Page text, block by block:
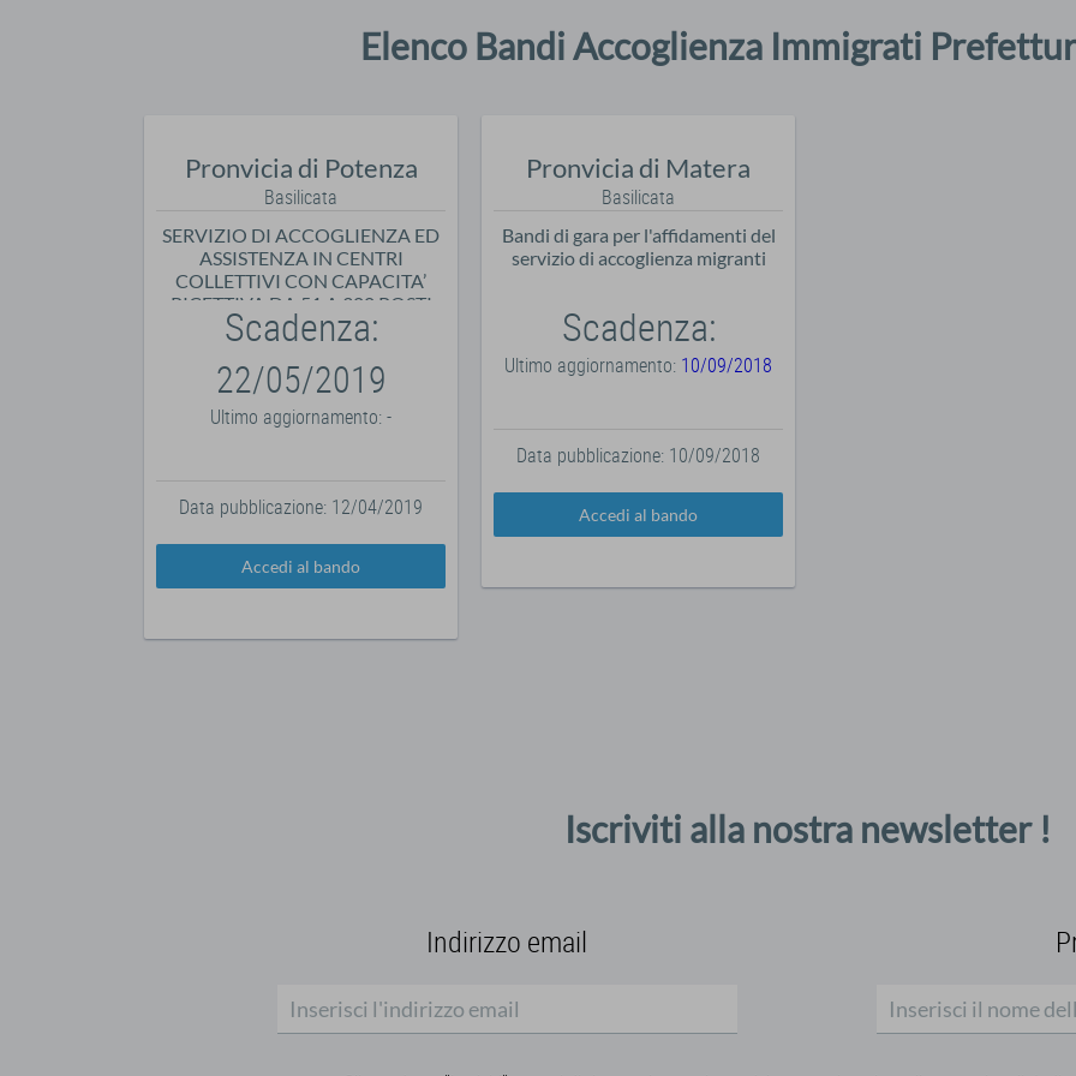
Elenco Bandi Accoglienza Immigrati
Pronvicia di Potenza
Basilicata
SERVIZIO DI ACCOGLIENZA ED
ASSISTENZA IN CENTRI
COLLETTIVI CON CAPACITA’
RICETTIVA DA 51 A 300 POSTI
Scadenza:
22/05/2019
Ultimo aggiornamento: -
Data pubblicazione: 12/04/2019
Accedi al bando
Pronvicia di Matera
Basilicata
Bandi di gara per l'affidamenti del
servizio di accoglienza migranti
Scadenza:
Ultimo aggiornamento: 10/09/2018
Data pubblicazione: 10/09/2018
Accedi al bando
Iscriviti alla nostra newsletter !
Indirizzo email